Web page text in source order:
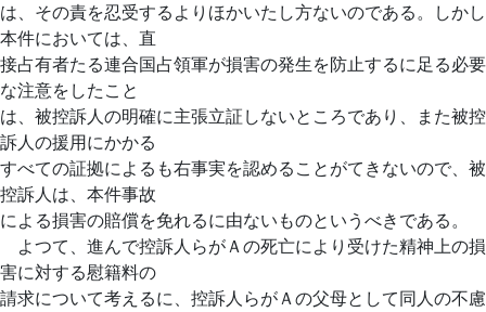
は、その責を忍受するよりほかいたし方ないのである。しかし
本件においては、直
接占有者たる連合国占領軍が損害の発生を防止するに足る必要
な注意をしたこと
は、被控訴人の明確に主張立証しないところであり、また被控
訴人の援用にかかる
すべての証拠によるも右事実を認めることがてきないので、被
控訴人は、本件事故
による損害の賠償を免れるに由ないものというべきである。
よつて、進んで控訴人らがＡの死亡により受けた精神上の損
害に対する慰籍料の
請求について考えるに、控訴人らがＡの父母として同人の不慮